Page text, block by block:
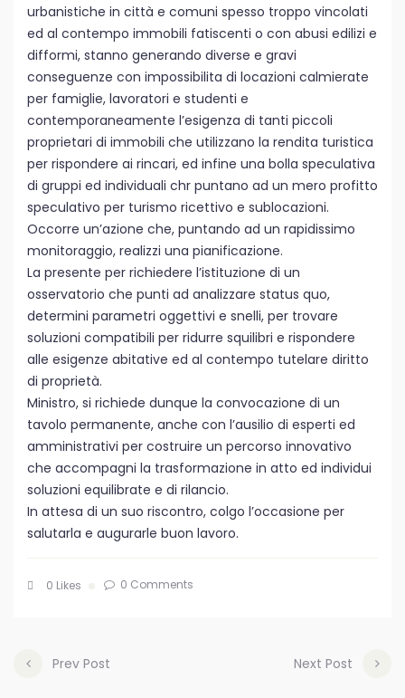
urbanistiche in città e comuni spesso troppo vincolati
ed al contempo immobili fatiscenti o con abusi edilizi e
difformi, stanno generando diverse e gravi
conseguenze con impossibilita di locazioni calmierate
per famiglie, lavoratori e studenti e
contemporaneamente l’esigenza di tanti piccoli
proprietari di immobili che utilizzano la rendita turistica
per rispondere ai rincari, ed infine una bolla speculativa
di gruppi ed individuali chr puntano ad un mero profitto
speculativo per turismo ricettivo e sublocazioni.
Occorre un’azione che, puntando ad un rapidissimo
monitoraggio, realizzi una pianificazione.
La presente per richiedere l’istituzione di un
osservatorio che punti ad analizzare status quo,
determini parametri oggettivi e snelli, per trovare
soluzioni compatibili per ridurre squilibri e rispondere
alle esigenze abitative ed al contempo tutelare diritto
di proprietà.
Ministro, si richiede dunque la convocazione di un
tavolo permanente, anche con l’ausilio di esperti ed
amministrativi per costruire un percorso innovativo
che accompagni la trasformazione in atto ed individui
soluzioni equilibrate e di rilancio.
In attesa di un suo riscontro, colgo l’occasione per
salutarla e augurarle buon lavoro.
0 Likes 0 Comments
Prev Post Next Post